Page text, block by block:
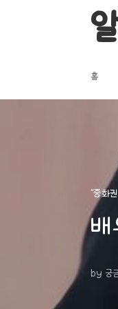
홈
"중화
배
by 궁